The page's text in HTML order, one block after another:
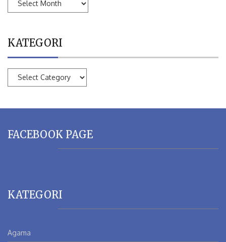
ARSIP
KATEGORI
KATEGORI
FACEBOOK PAGE
KATEGORI
Agama